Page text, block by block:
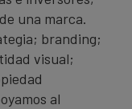
una marca.
branding;
visual;
al